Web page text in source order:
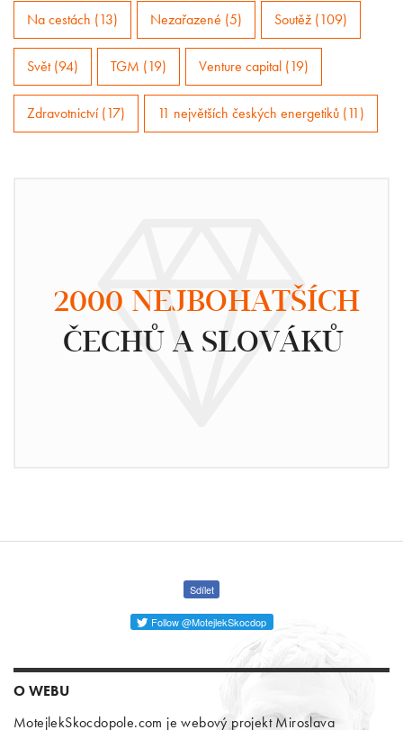
Na cestách (13) Nezařazené (5) Soutěž (109)
Svět (94) TGM (19) Venture capital (19)
Zdravotnictví (17) 11 největších českých energetiků (11)
2000 NEJBOHATŠÍCH
ČECHŮ A SLOVÁKŮ
Sdílet
Follow @MotejlekSkocdop
O WEBU
MotejlekSkocdopole.com je webový projekt Miroslava